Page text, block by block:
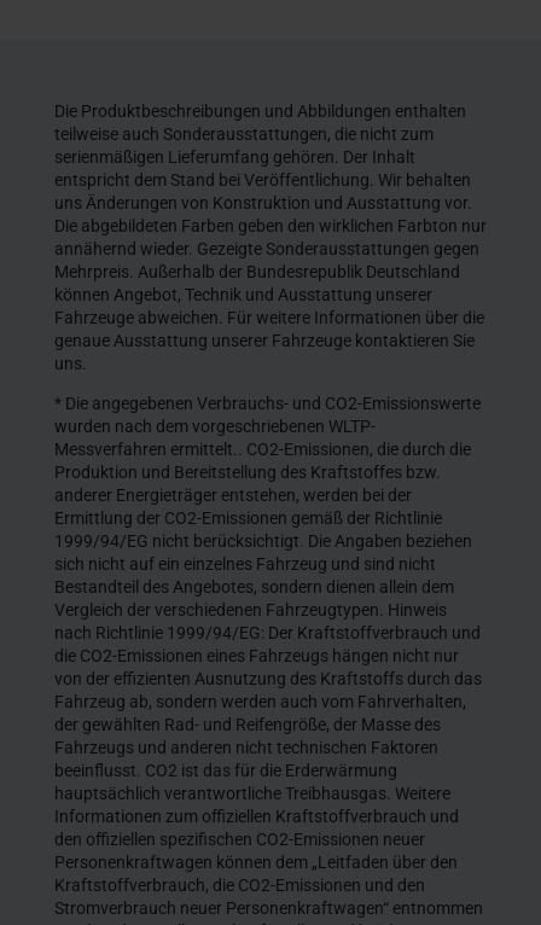
Die Produktbeschreibungen und Abbildungen enthalten
teilweise auch Sonderausstattungen, die nicht zum
serienmäßigen Lieferumfang gehören. Der Inhalt
entspricht dem Stand bei Veröffentlichung. Wir behalten
uns Änderungen von Konstruktion und Ausstattung vor.
Die abgebildeten Farben geben den wirklichen Farbton nur
annähernd wieder. Gezeigte Sonderausstattungen gegen
Mehrpreis. Außerhalb der Bundesrepublik Deutschland
können Angebot, Technik und Ausstattung unserer
Fahrzeuge abweichen. Für weitere Informationen über die
genaue Ausstattung unserer Fahrzeuge kontaktieren Sie
uns.
* Die angegebenen Verbrauchs- und CO2-Emissionswerte
wurden nach dem vorgeschriebenen WLTP-
Messverfahren ermittelt.. CO2-Emissionen, die durch die
Produktion und Bereitstellung des Kraftstoffes bzw.
anderer Energieträger entstehen, werden bei der
Ermittlung der CO2-Emissionen gemäß der Richtlinie
1999/94/EG nicht berücksichtigt. Die Angaben beziehen
sich nicht auf ein einzelnes Fahrzeug und sind nicht
Bestandteil des Angebotes, sondern dienen allein dem
Vergleich der verschiedenen Fahrzeugtypen. Hinweis
nach Richtlinie 1999/94/EG: Der Kraftstoffverbrauch und
die CO2-Emissionen eines Fahrzeugs hängen nicht nur
von der effizienten Ausnutzung des Kraftstoffs durch das
Fahrzeug ab, sondern werden auch vom Fahrverhalten,
der gewählten Rad- und Reifengröße, der Masse des
Fahrzeugs und anderen nicht technischen Faktoren
beeinflusst. CO2 ist das für die Erderwärmung
hauptsächlich verantwortliche Treibhausgas. Weitere
Informationen zum offiziellen Kraftstoffverbrauch und
den offiziellen spezifischen CO2-Emissionen neuer
Personenkraftwagen können dem „Leitfaden über den
Kraftstoffverbrauch, die CO2-Emissionen und den
Stromverbrauch neuer Personenkraftwagen“ entnommen